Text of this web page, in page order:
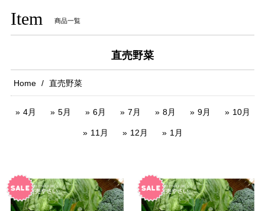
Item 商品一覧
直売野菜
Home 直売野菜
4月 5月 6月 7月 8月 9月 10月
11月 12月 1月